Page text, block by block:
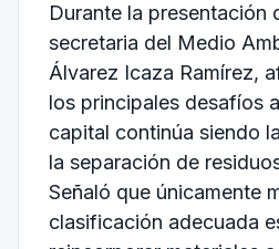
Durante la presentación
secretaria del Medio
Álvarez Icaza Ramírez,
los principales desafíos
capital continúa siendo
la separación de
Señaló que únicamente
clasificación adecuada